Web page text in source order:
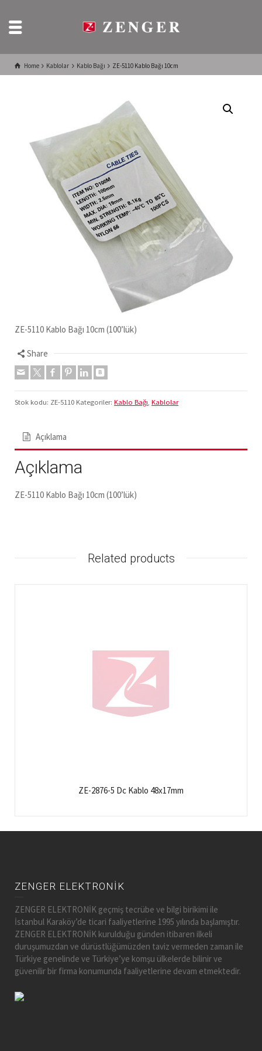
Home Kablolar Kablo Bağı ZE-5110 Kablo Bağı 10cm
ZE-5110 Kablo Bağı 10cm (100’lük)
Share
Stok kodu: ZE-5110 Kategoriler: Kablo Bağı Kablolar
Açıklama
Açıklama
ZE-5110 Kablo Bağı 10cm (100’lük)
Related products
ZE-2876-5 Dc Kablo 48x17mm
ZENGER ELEKTRONİK
ZENGER ELEKTRONİK geçmiş tecrübe ve bilgi birikimi ile
İstanbul Karaköy’de ticari faaliyetlerine 1995 yılında başlamıştır.
ZENGER ELEKTRONİK kurulduğu günden itibaren ilkeli
duruşumuzdan ve dürüstlüğümüzden taviz vermeden zaman ile
Türkiye genelinde ve Türkiye’ye komşu ülkelerde bilinir ve
güvenilir bir firma konumunda faaliyetlerine devam etmektedir.